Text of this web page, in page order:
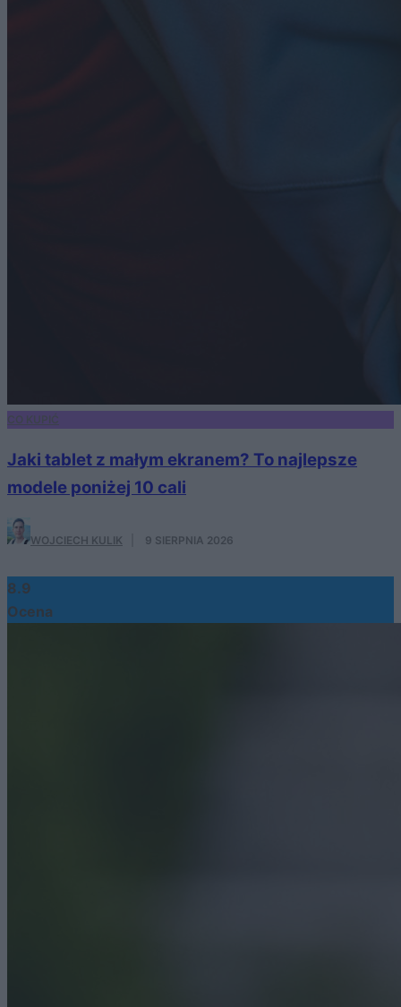
CO KUPIĆ
Jaki tablet z małym ekranem? To najlepsze
modele poniżej 10 cali
WOJCIECH KULIK 9 SIERPNIA 2026
8.9
Ocena